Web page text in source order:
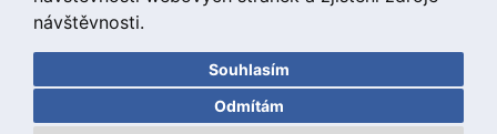
návštěvnosti.
Souhlasím
Odmítám
Copyright © 2020 DD PNEU s.r.o. Všechna práva vyhrazena.
Designed by